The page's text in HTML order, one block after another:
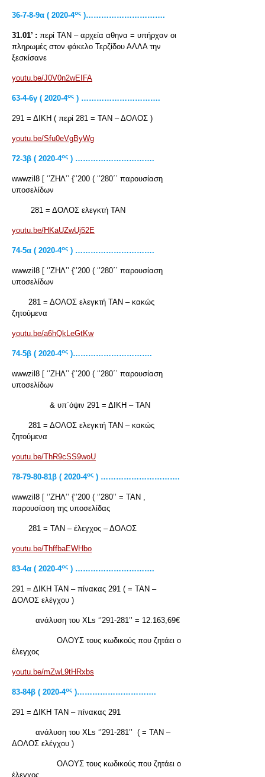
36-7-8-9α ( 2020-4ος )………………………….
31.01’ : περί ΤΑΝ – αρχεία αθηνα = υπήρχαν οι
πληρωμές στον φάκελο Τερζίδου ΑΛΛΑ την
ξεσκίσανε
youtu.be/J0V0n2wEIFA
63-4-6γ ( 2020-4ος ) ………………………….
291 = ΔΙΚΗ ( περί 281 = ΤΑΝ – ΔΟΛΟΣ )
youtu.be/Sfu0eVgByWg
72-3β ( 2020-4ος ) ………………………….
wwwzil8 [ ‘’ΖΗΛ’’ {‘’200 ( ‘’280΄΄ παρουσίαση
υποσελίδων
281 = ΔΟΛΟΣ ελεγκτή ΤΑΝ
youtu.be/HKaUZwUj52E
74-5α ( 2020-4ος ) ………………………….
wwwzil8 [ ‘’ΖΗΛ’’ {‘’200 ( ‘’280΄΄ παρουσίαση
υποσελίδων
281 = ΔΟΛΟΣ ελεγκτή ΤΑΝ – κακώς
ζητούμενα
youtu.be/a6hQkLeGtKw
74-5β ( 2020-4ος )………………………….
wwwzil8 [ ‘’ΖΗΛ’’ {‘’200 ( ‘’280΄΄ παρουσίαση
υποσελίδων
& υπ΄όψιν 291 = ΔΙΚΗ – ΤΑΝ
281 = ΔΟΛΟΣ ελεγκτή ΤΑΝ – κακώς
ζητούμενα
youtu.be/ThR9cSS9woU
78-79-80-81β ( 2020-4ος ) ………………………….
wwwzil8 [ ‘’ΖΗΛ’’ {‘’200 ( ‘’280’’ = ΤΑΝ ,
παρουσίαση της υποσελίδας
281 = ΤΑΝ – έλεγχος – ΔΟΛΟΣ
youtu.be/ThffbaEWHbo
83-4α ( 2020-4ος ) ………………………….
291 = ΔΙΚΗ ΤΑΝ – πίνακας 291 ( = ΤΑΝ –
ΔΟΛΟΣ ελέγχου )
ανάλυση του XLs ‘’291-281’’ = 12.163,69€
ΟΛΟΥΣ τους κωδικούς που ζητάει ο
έλεγχος
youtu.be/mZwL9tHRxbs
83-84β ( 2020-4ος )………………………….
291 = ΔΙΚΗ ΤΑΝ – πίνακας 291
ανάλυση του XLs ‘’291-281’’ ( = ΤΑΝ –
ΔΟΛΟΣ ελέγχου )
ΟΛΟΥΣ τους κωδικούς που ζητάει ο
έλεγχος